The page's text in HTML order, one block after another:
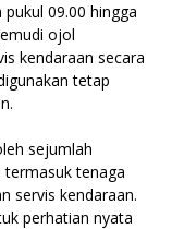
pukul 09.00 hingga
ojol
kendaraan secara
tetap
sejumlah
tenaga
servis kendaraan.
perhatian nyata